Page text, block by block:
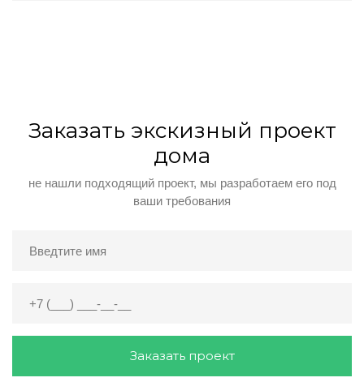
Заказать экскизный проект
дома
не нашли подходящий проект, мы разработаем его под
ваши требования
Заказать проект